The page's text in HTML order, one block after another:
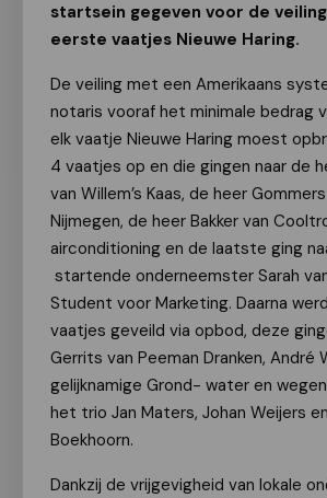
startsein gegeven voor de
eerste vaatjes Nieuwe Haring.
De veiling met een Amerikaans
notaris vooraf het minimale bedrag
elk vaatje Nieuwe Haring moest
4 vaatjes op en die gingen naar de
van Willem’s Kaas, de heer
Nijmegen, de heer Bakker van
airconditioning en de laatste ging
startende onderneemster Sarah
Student voor Marketing. Daarna
vaatjes geveild via opbod, deze
Gerrits van Peeman Dranken, André
gelijknamige Grond- water en
het trio Jan Maters, Johan Weijers
Boekhoorn.
Dankzij de vrijgevigheid van lokale